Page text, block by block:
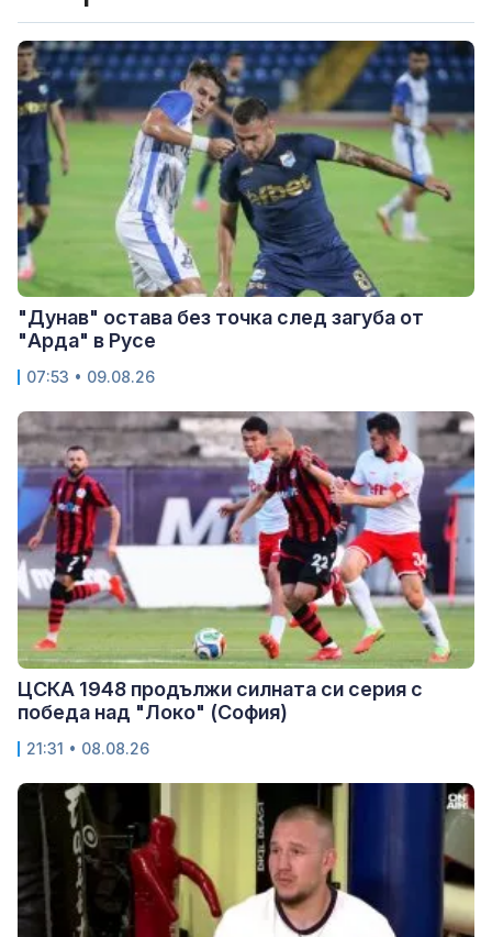
"Дунав" остава без точка след загуба от
"Арда" в Русе
07:53 • 09.08.26
ЦСКА 1948 продължи силната си серия с
победа над "Локо" (София)
21:31 • 08.08.26